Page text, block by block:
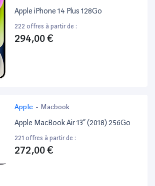
Apple iPhone 14 Plus 128Go
222 offres à partir de :
294,00 €
Apple - Macbook
Apple MacBook Air 13” (2018) 256Go
221 offres à partir de :
272,00 €